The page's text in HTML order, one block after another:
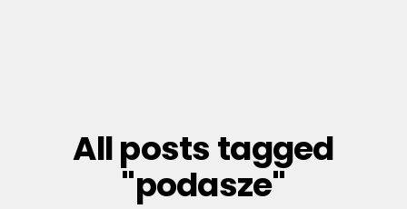
All posts tagged
"podasze"